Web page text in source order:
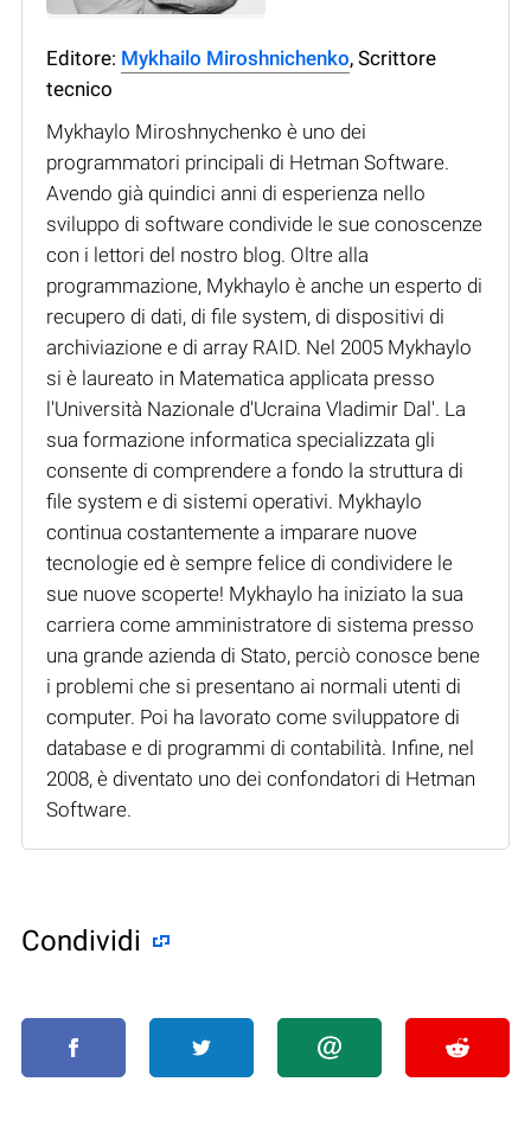
Editore: Mykhailo Miroshnichenko, Scrittore
tecnico
Mykhaylo Miroshnychenko è uno dei
programmatori principali di Hetman Software.
Avendo già quindici anni di esperienza nello
sviluppo di software condivide le sue conoscenze
con i lettori del nostro blog. Oltre alla
programmazione, Mykhaylo è anche un esperto di
recupero di dati, di file system, di dispositivi di
archiviazione e di array RAID. Nel 2005 Mykhaylo
si è laureato in Matematica applicata presso
l'Università Nazionale d'Ucraina Vladimir Dal'. La
sua formazione informatica specializzata gli
consente di comprendere a fondo la struttura di
file system e di sistemi operativi. Mykhaylo
continua costantemente a imparare nuove
tecnologie ed è sempre felice di condividere le
sue nuove scoperte! Mykhaylo ha iniziato la sua
carriera come amministratore di sistema presso
una grande azienda di Stato, perciò conosce bene
i problemi che si presentano ai normali utenti di
computer. Poi ha lavorato come sviluppatore di
database e di programmi di contabilità. Infine, nel
2008, è diventato uno dei confondatori di Hetman
Software.
Condividi